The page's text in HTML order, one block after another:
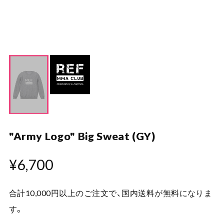
"Army Logo" Big Sweat (GY)
¥6,700
合計10,000円以上のご注文で、国内送料が無料になりま
す。